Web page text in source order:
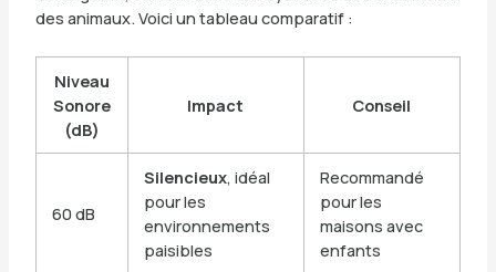
des animaux. Voici un tableau comparatif :
Niveau
Sonore
(dB)
Impact Conseil
60 dB
Silencieux, idéal
pour les
environnements
paisibles
Recommandé
pour les
maisons avec
enfants